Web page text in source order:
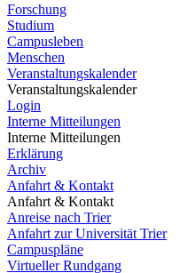
Forschung
Studium
Campusleben
Menschen
Veranstaltungskalender
Veranstaltungskalender
Login
Interne Mitteilungen
Interne Mitteilungen
Erklärung
Archiv
Anfahrt & Kontakt
Anfahrt & Kontakt
Anreise nach Trier
Anfahrt zur Universität Trier
Campuspläne
Virtueller Rundgang